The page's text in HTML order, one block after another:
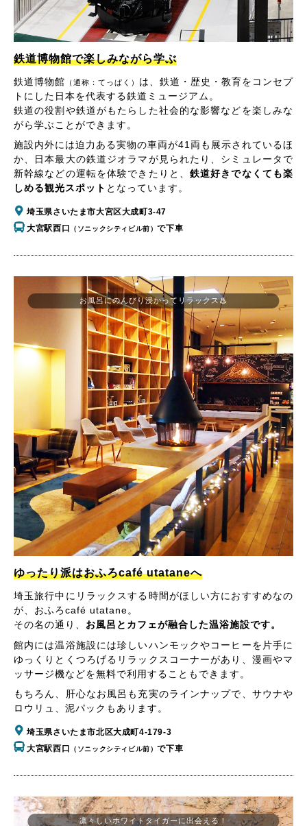
鉄道博物館で楽しみながら学ぶ
鉄道博物館 （通称：てっぱく） は、鉄道・歴史・教育をコンセプ
トにした日本を代表する鉄道ミュージアム。
鉄道の役割や鉄道がもたらした社会的な影響などを楽しみな
がら学ぶことができます。
施設内外には迫力ある実物の車両が41両も展示されているほ
か、日本最大の鉄道ジオラマが見られたり、シミュレータで
新幹線などの運転を体験できたりと、 鉄道好きでなくても楽
しめる観光スポット となっています。
埼玉県さいたま市大宮区大成町3-47
大宮駅西口
（ソニックシティビル前）で下車
ゆったり派はおふろcafé utataneへ
埼玉旅行中にリラックスする時間がほしい方におすすめなの
が、おふろcafé utatane。
その名の通り、 お風呂とカフェが融合した温浴施設です。
館内には温浴施設には珍しいハンモックやコーヒーを片手に
ゆっくりとくつろげるリラックスコーナーがあり、漫画やマ
ッサージ機などを無料で利用することもできます。
もちろん、肝心なお風呂も充実のラインナップで、サウナや
ロウリュ、泥パックもあります。
埼玉県さいたま市北区大成町4-179-3
大宮駅西口
（ソニックシティビル前）で下車
お風呂にのんびり浸かってリラックス♨
凛々しいホワイトタイガーに出会える！